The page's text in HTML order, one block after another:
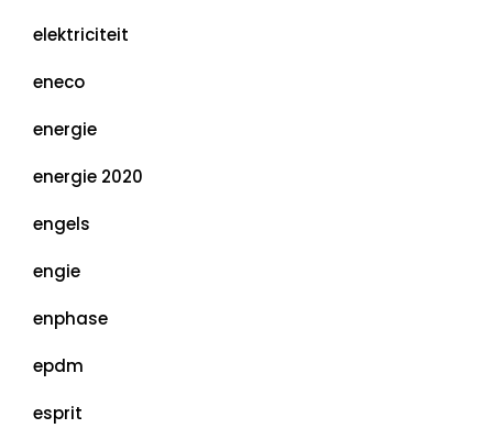
elektriciteit
eneco
energie
energie 2020
engels
engie
enphase
epdm
esprit